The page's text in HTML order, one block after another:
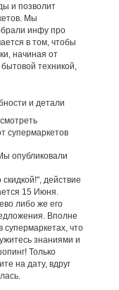
и позволит
Мы
инфу про
в том, чтобы
начиная от
техникой,
и детали
супермаркетов
опубликовали
действие
15 Июня.
либо же его
Вполне
супермаркетах, что
знаниями и
Только
на дату, вдруг